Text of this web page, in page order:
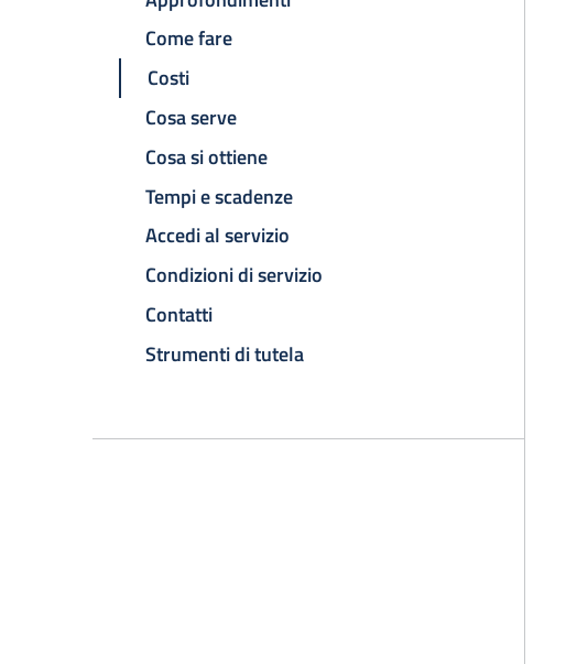
Come fare
Costi
Cosa serve
Cosa si ottiene
Tempi e scadenze
Accedi al servizio
Condizioni di servizio
Contatti
Strumenti di tutela